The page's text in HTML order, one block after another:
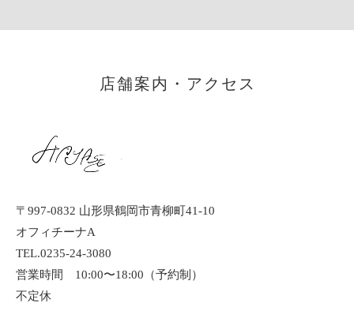
店舗案内・アクセス
〒997-0832 山形県鶴岡市青柳町41-10
オフィチーナA
TEL.0235-24-3080
営業時間 10:00〜18:00（予約制）
不定休